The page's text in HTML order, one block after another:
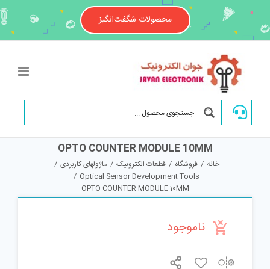
content
محصولات شگفت‌انگیز
OPTO COUNTER MODULE 10MM
خانه / فروشگاه / قطعات الکترونیک / ماژولهای کاربردی /
Optical Sensor Development Tools
/
OPTO COUNTER MODULE 10MM
ناموجود